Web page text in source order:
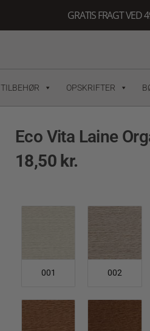
GRATIS FRAGT VED
TILBEHØR OPSKRIFTER
Eco Vita Laine
18,50 kr.
001 002